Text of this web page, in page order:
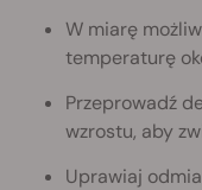
W miarę
temperaturę
Przeprowadź
wzrostu, aby
Uprawiaj